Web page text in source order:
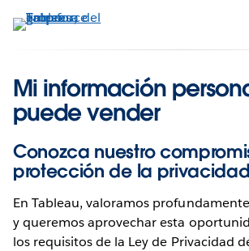
Mi información
puede vender
Conozca nuestro
protección de la privacidad
En Tableau, valoramos
y queremos aprovechar esta
los requisitos de la Ley de Privacidad